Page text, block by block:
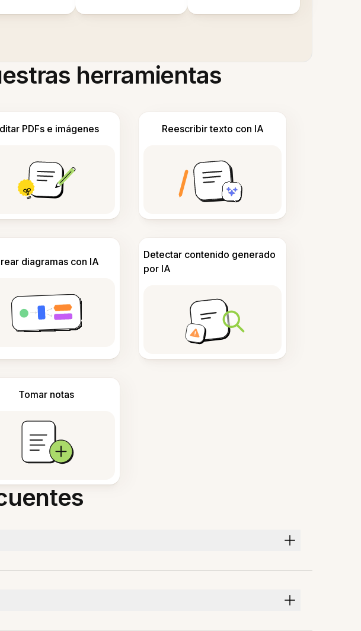
herramientas
PDFs e imágenes Reescribir texto con IA
diagramas con IA
Detectar contenido generado
por IA
Tomar notas